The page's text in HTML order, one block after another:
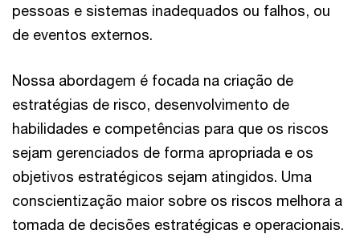
pessoas e sistemas inadequados ou falhos, ou
de eventos externos.
Nossa abordagem é focada na criação de
estratégias de risco, desenvolvimento de
habilidades e competências para que os riscos
sejam gerenciados de forma apropriada e os
objetivos estratégicos sejam atingidos. Uma
conscientização maior sobre os riscos melhora a
tomada de decisões estratégicas e operacionais.